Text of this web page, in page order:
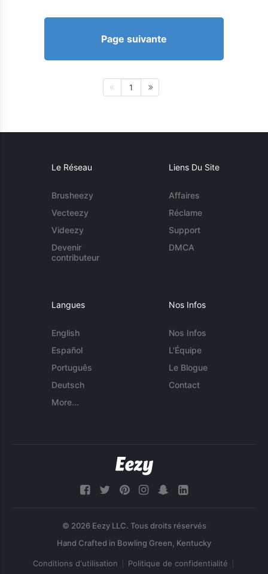
Page suivante
1
Le Réseau
Brusheezy
Vecteezy
Videezy
Devenir
contributeur
Liens Du Site
Affaires
Réclame
Support
DMCA
Langues
English
Español
Português
Deutsch
More...
Nos Infos
Nos Infos
L'Équipe
Le Blogue
Contact
© 2026 Eezy LLC. Tous droits réservés
Conditions d'utilisation Politique de confidentialité